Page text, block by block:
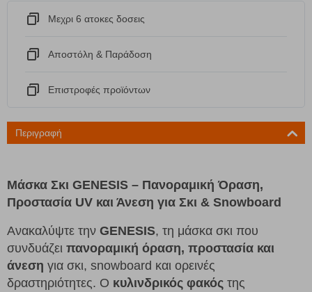
Μεχρι 6 ατοκες δοσεις
Αποστόλη & Παράδοση
Eπιστροφές προϊόντων
Περιγραφή
Μάσκα Σκι GENESIS – Πανοραμική Όραση,
Προστασία UV και Άνεση για Σκι & Snowboard
Ανακαλύψτε την GENESIS, τη μάσκα σκι που
συνδυάζει πανοραμική όραση, προστασία και
άνεση για σκι, snowboard και ορεινές
δραστηριότητες. Ο κυλινδρικός φακός της